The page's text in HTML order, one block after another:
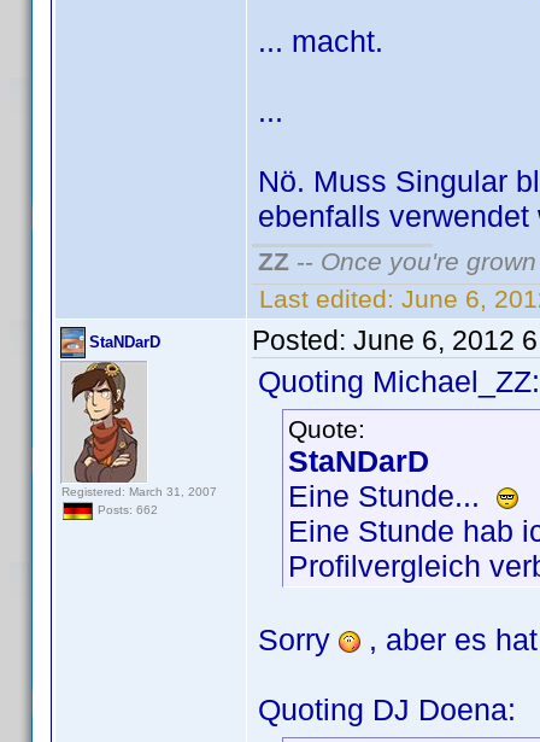
... macht.
...
Nö. Muss Singular
ebenfalls verwendet
ZZ -- Once you're
Last edited: June 6,
StaNDarD
Registered: March 31, 2007
Posts: 662
Posted: June 6, 2012
Quoting Michael_ZZ:
Quote:
StaNDarD
Eine Stunde...
Eine Stunde hab
Profilvergleich
Sorry , aber es
Quoting DJ Doena: